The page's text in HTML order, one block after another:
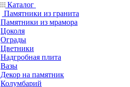
Каталог
Памятники из гранита
Памятники из мрамора
Цоколя
Ограды
Цветники
Надгробная плита
Вазы
Декор на памятник
Колумбарий